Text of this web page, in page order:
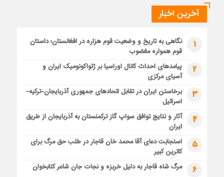
آخرین اخبار
1
نگاهی به تاریخ و وضعیت قوم هزاره در افغانستان؛ داستان
قوم همواره مغضوب
2
پیامدهای احداث کانال اوراسیا بر ژئواکونومیک ایران و
آسیای مرکزی
3
برخاستن ایران در تقابل اتحادهای جمهوری آذربایجان-ترکیه-
اسرائیل
4
آثار و نتایج توافق سواپ گاز ترکمنستان به آذربایجان از طریق
ایران
5
استجابت دعای آقا محمد خان قاجار در طلب حق مرگ برای
کاترین کبیر
6 مرگ شاه قاجار به دلیل خربزه و نجات جان شاعر کتابخوان